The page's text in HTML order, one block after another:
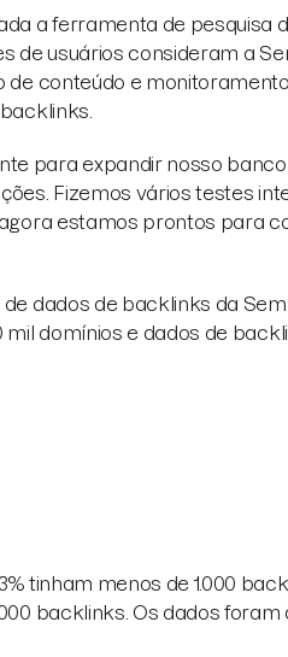
a ferramenta de pesquisa
de usuários consideram a
de conteúdo e
para expandir nosso
Fizemos vários testes
estamos prontos para
dados de backlinks da
mil domínios e dados de
tinham menos de 1.000
backlinks. Os dados foram